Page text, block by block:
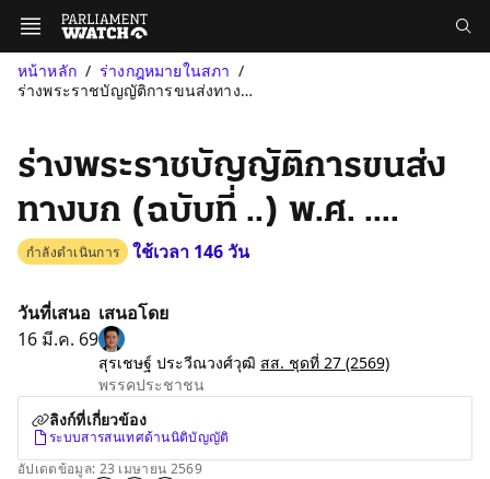
หน้าหลัก
ร่างกฎหมายในสภา
ร่างพระราชบัญญัติการขนส่งทางบก (ฉบับที่ ..) พ.ศ. ....
ร่างพระราชบัญญัติการขนส่ง
ทางบก (ฉบับที่ ..) พ.ศ. ....
กำลังดำเนินการ ใช้เวลา 146 วัน
วันที่เสนอ
16 มี.ค. 69
เสนอโดย
สุรเชษฐ์ ประวีณวงศ์วุฒิ สส. ชุดที่ 27 (2569)
พรรคประชาชน
ลิงก์ที่เกี่ยวข้อง
ระบบสารสนเทศด้านนิติบัญญัติ
อัปเดตข้อมูล: 23 เมษายน 2569